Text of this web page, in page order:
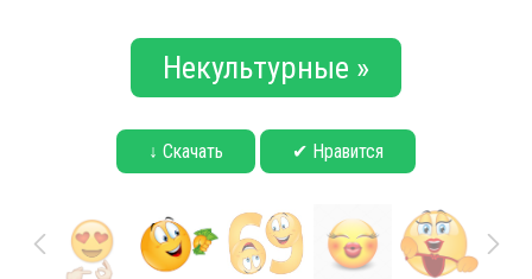
Некультурные »
↓ Скачать ✔ Нравится